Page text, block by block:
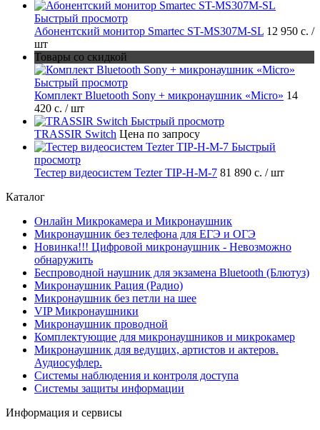
Быстрый просмотр
Абонентский монитор Smartec ST-MS307M-SL 12 950 с. /
шт
Товары со скидкой
Быстрый просмотр
Комплект Bluetooth Sony + микронаушник «Micro» 14
420 с. / шт
Быстрый просмотр
TRASSIR Switch Цена по запросу
Быстрый
просмотр
Тестер видеосистем Tezter TIP-H-M-7 81 890 с. / шт
Каталог
Онлайн Микрокамера и Микронаушник
Микронаушник без телефона для ЕГЭ и ОГЭ
Новинка!!! Цифровой микронаушник - Невозможно
обнаружить
Беспроводной наушник для экзамена Bluetooth (Блютуз)
Микронаушник Рация (Радио)
Микронаушник без петли на шее
VIP Микронаушники
Микронаушник проводной
Комплектующие для микронаушников и микрокамер
Микронаушник для ведущих, артистов и актеров.
Аудиосуфлер.
Системы наблюдения и контроля доступа
Системы защиты информации
Информация и сервисы